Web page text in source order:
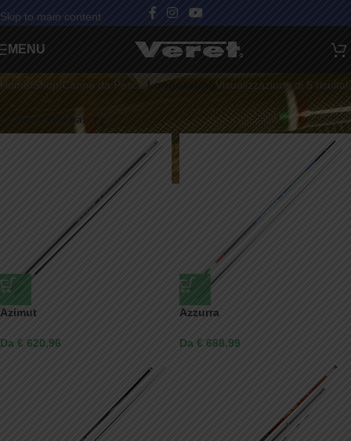
Skip to main content
MENU Categorie
Home/Shop Canne da Pesca / Longcasting Visualizzazione di 5 risultati
Show sidebar
Azimut
Da € 620,96
Azzurra
Da € 668,99